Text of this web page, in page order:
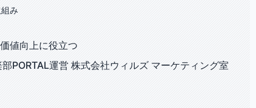
み
値向上に役立つ
PORTAL運営 株式会社ウィルズ マーケティング室